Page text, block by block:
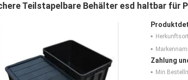
Teilstapelbare Behälter esd haltbar für
Zahlung
Min